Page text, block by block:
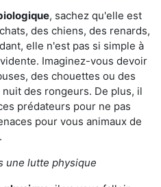
, sachez qu'elle est
des chiens, des renards,
elle n'est pas si simple à
Imaginez-vous devoir
des chouettes ou des
des rongeurs. De plus, il
prédateurs pour ne pas
pour vous animaux de
une lutte physique